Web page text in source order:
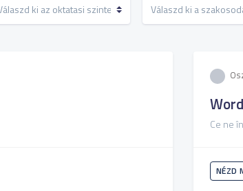
Word
Ce ne
NÉZD